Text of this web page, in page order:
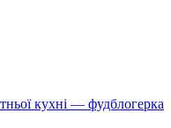
кухні — фудблогерка